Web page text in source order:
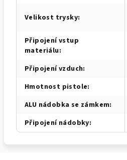
Velikost trysky:
Připojení vstup
materiálu:
Připojení vzduch:
Hmotnost pistole:
ALU nádobka se zámkem:
Připojení nádobky: